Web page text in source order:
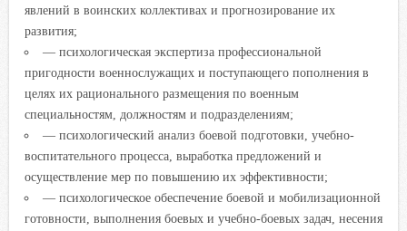
явлений в воинских коллективах и прогнозирование их
развития;
— психологическая экспертиза профессиональной
пригодности военнослужащих и поступающего пополнения в
целях их рационального размещения по военным
специальностям, должностям и подразделениям;
— психологический анализ боевой подготовки, учебно-
воспитательного процесса, выработка предложений и
осуществление мер по повышению их эффективности;
— психологическое обеспечение боевой и мобилизационной
готовности, выполнения боевых и учебно-боевых задач, несения